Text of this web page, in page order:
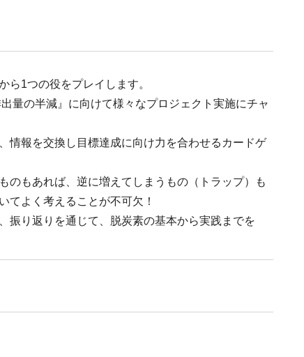
ら1つの役をプレイします。
量の半減』に向けて様々なプロジェクト実施にチャ
情報を交換し目標達成に向け力を合わせるカードゲ
のもあれば、逆に増えてしまうもの（トラップ）も
てよく考えることが不可欠！
振り返りを通じて、脱炭素の基本から実践までを